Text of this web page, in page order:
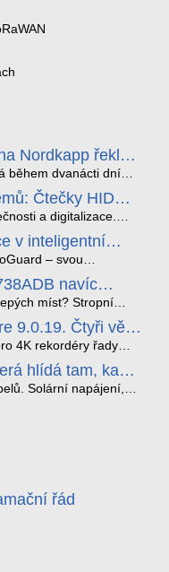
Nordkapp řekla
během dvanácti dní
jsme vzali na trasu z
až na
až −13 °C a mimo
na mapě, ale
Čtečky HID
a digitalizace.
a vysoce univerzální
v inteligentní
– svou
poháněný
(AI), je navržen
pro vymáhání
na silnicích a
městech.
navíc
PC. míst? Stropní
skládá obraz ze dvou
180° záběru bez
osob a vozidel,
9.0.19. Čtyři věci,
4K rekordéry řady
z nich vám ušetří
hlídá tam, kam
Solární napájení,
řád